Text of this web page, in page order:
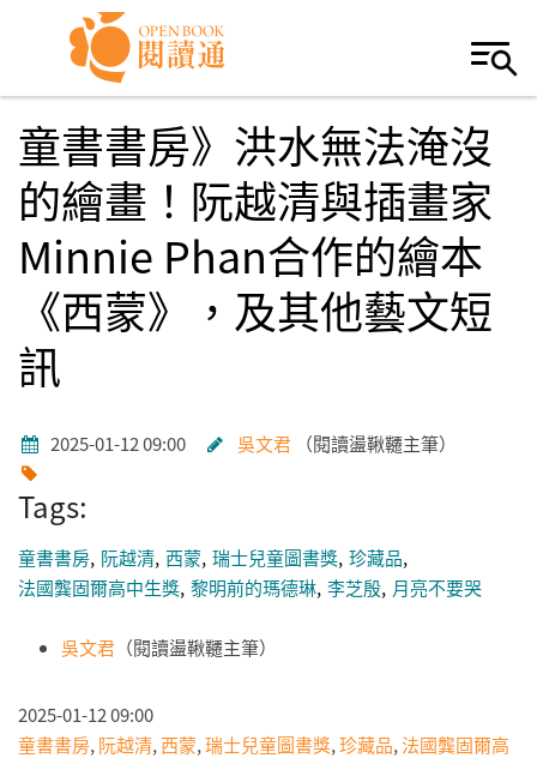
Skip to navigation
移至主內容
童書書房》洪水無法淹沒
的繪畫！阮越清與插畫家
Minnie Phan合作的繪本
《西蒙》，及其他藝文短
訊
2025-01-12 09:00 吳文君 閱讀盪鞦韆主筆
Tags:
童書書房 阮越清 西蒙 瑞士兒童圖書獎 珍藏品
法國龔固爾高中生獎 黎明前的瑪德琳 李芝殷 月亮不要哭
吳文君 （閱讀盪鞦韆主筆）
2025-01-12 09:00
童書書房, 阮越清,西蒙,瑞士兒童圖書獎,珍藏品,法國龔固爾高